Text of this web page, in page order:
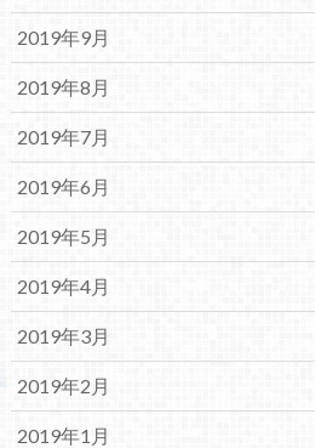
2019年9月
2019年8月
2019年7月
2019年6月
2019年5月
2019年4月
2019年3月
2019年2月
2019年1月